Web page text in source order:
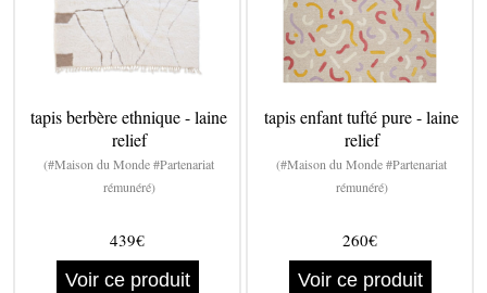
tapis berbère ethnique - laine
relief
(#Maison du Monde #Partenariat
rémunéré)
439€
Voir ce produit
tapis enfant tufté pure - laine
relief
(#Maison du Monde #Partenariat
rémunéré)
260€
Voir ce produit